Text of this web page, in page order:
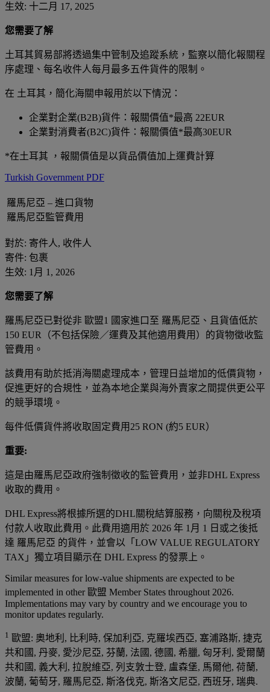
生效: 十二月 17, 2025
您需要了解
土耳其貿易部將透過集中管制及追蹤系統，監察以簡化報關程
序處理、每名收件人每月最多五件貨件的限制。
在 土耳其，簡化海關申報用於以下情況：
企業對企業(B2B)貨件：報關價值*最高 22EUR
企業對消費者(B2C)貨件：報關價值*最高30EUR
*在土耳其 ，報關價值是以貨品價值加上運費計算
Turkish Government PDF
羅馬尼亞 – 進口貨物
羅馬尼亞監管費用
對於: 寄件人, 收件人
寄件: 包裹
生效: 1月 1, 2026
您需要了解
羅馬尼亞已對從非 歐盟1 國家進口至 羅馬尼亞、且貨值低於
150 EUR（不包括保險／運費及其他適用費用）的貨物徵收監
管費用。
該費用有助於抵消海關處理成本，管理日益增加的低價貨物，
促進更好的合規性，並為本地企業與海外賣家之間提供更公平
的競爭環境。
每件低價貨件將收取固定費用25 RON (約5 EUR）
重要:
這是由羅馬尼亞政府強制徵收的監管費用，並非DHL Express
收取的費用。
DHL Express將根據所選的DHL關稅結算服務，向關稅及稅項
付款人收取此費用。此費用適用於 2026 年 1月 1 日或之後抵
達 羅馬尼亞 的貨件，並會以「LOW VALUE REGULATORY
TAX」獨立項目顯示在 DHL Express 的發票上。
Similar measures for low-value shipments are expected to be
implemented in other 歐盟 Member States throughout 2026.
Implementations may vary by country and we encourage you to
monitor updates regularly.
1
歐盟: 奧地利, 比利時, 保加利亞, 克羅埃西亞, 塞浦路斯, 捷克
共和國, 丹麥, 愛沙尼亞, 芬蘭, 法國, 德國, 希臘, 匈牙利, 愛爾蘭
共和國, 義大利, 拉脫維亞, 列支敦士登, 盧森堡, 馬爾他, 荷蘭,
波蘭, 葡萄牙, 羅馬尼亞, 斯洛伐克, 斯洛文尼亞, 西班牙, 瑞典.